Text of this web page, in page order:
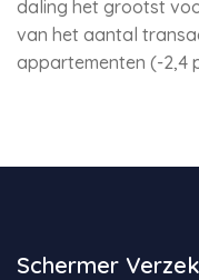
daling het grootst
van het aantal
appartementen (-2,4
Schermer